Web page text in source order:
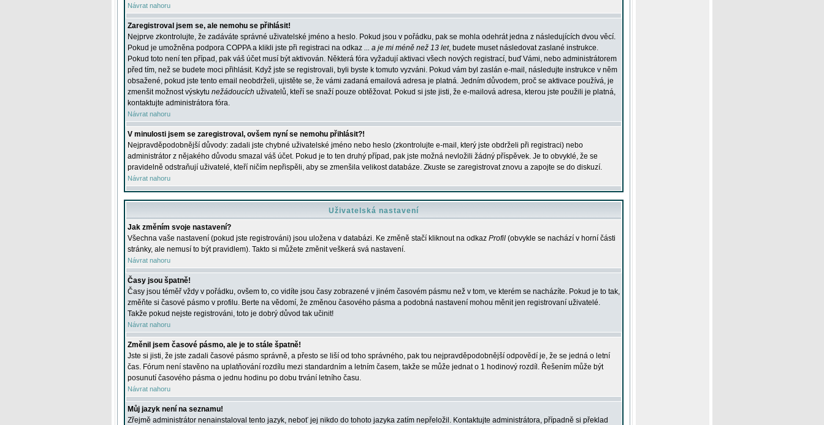
Návrat nahoru
Zaregistroval jsem se, ale nemohu se přihlásit!
Nejprve zkontrolujte, že zadáváte správné uživatelské jméno a heslo. Pokud jsou v pořádku, pak se mohla odehrát jedna z následujících dvou věcí.
Pokud je umožněna podpora COPPA a klikli jste při registraci na odkaz ... a je mi méně než 13 let, budete muset následovat zaslané instrukce.
Pokud toto není ten případ, pak váš účet musí být aktivován. Některá fóra vyžadují aktivaci všech nových registrací, buď Vámi, nebo administrátorem
před tím, než se budete moci přihlásit. Když jste se registrovali, byli byste k tomuto vyzváni. Pokud vám byl zaslán e-mail, následujte instrukce v něm
obsažené, pokud jste tento email neobdrželi, ujistěte se, že vámi zadaná emailová adresa je platná. Jedním důvodem, proč se aktivace používá, je
zmenšit možnost výskytu nežádoucích uživatelů, kteří se snaží pouze obtěžovat. Pokud si jste jisti, že e-mailová adresa, kterou jste použili je platná,
kontaktujte administrátora fóra.
Návrat nahoru
V minulosti jsem se zaregistroval, ovšem nyní se nemohu přihlásit?!
Nejpravděpodobnější důvody: zadali jste chybné uživatelské jméno nebo heslo (zkontrolujte e-mail, který jste obdrželi při registraci) nebo
administrátor z nějakého důvodu smazal váš účet. Pokud je to ten druhý případ, pak jste možná nevložili žádný příspěvek. Je to obvyklé, že se
pravidelně odstraňují uživatelé, kteří ničím nepřispěli, aby se zmenšila velikost databáze. Zkuste se zaregistrovat znovu a zapojte se do diskuzí.
Návrat nahoru
Uživatelská nastavení
Jak změním svoje nastavení?
Všechna vaše nastavení (pokud jste registrováni) jsou uložena v databázi. Ke změně stačí kliknout na odkaz Profil (obvykle se nachází v horní části
stránky, ale nemusí to být pravidlem). Takto si můžete změnit veškerá svá nastavení.
Návrat nahoru
Časy jsou špatně!
Časy jsou téměř vždy v pořádku, ovšem to, co vidíte jsou časy zobrazené v jiném časovém pásmu než v tom, ve kterém se nacházíte. Pokud je to tak,
změňte si časové pásmo v profilu. Berte na vědomí, že změnou časového pásma a podobná nastavení mohou měnit jen registrovaní uživatelé.
Takže pokud nejste registrováni, toto je dobrý důvod tak učinit!
Návrat nahoru
Změnil jsem časové pásmo, ale je to stále špatně!
Jste si jisti, že jste zadali časové pásmo správně, a přesto se liší od toho správného, pak tou nejpravděpodobnější odpovědí je, že se jedná o letní
čas. Fórum není stavěno na uplatňování rozdílu mezi standardním a letním časem, takže se může jednat o 1 hodinový rozdíl. Řešením může být
posunutí časového pásma o jednu hodinu po dobu trvání letního času.
Návrat nahoru
Můj jazyk není na seznamu!
Zřejmě administrátor nenainstaloval tento jazyk, neboť jej nikdo do tohoto jazyka zatím nepřeložil. Kontaktujte administrátora, případně si překlad